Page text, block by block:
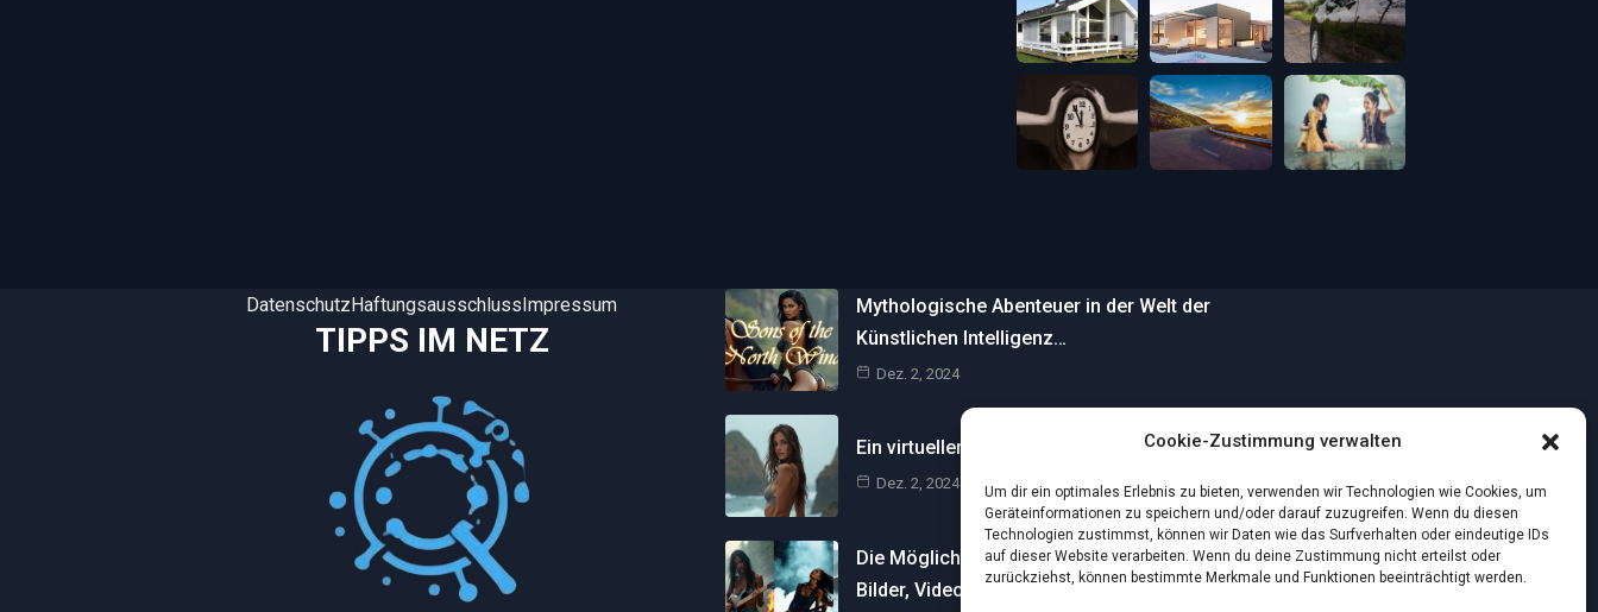
Cookie-Zustimmung verwalten
Um dir ein optimales Erlebnis zu bieten, verwenden wir Technologien wie Cookies, um
Geräteinformationen zu speichern und/oder darauf zuzugreifen. Wenn du diesen
Technologien zustimmst, können wir Daten wie das Surfverhalten oder eindeutige IDs
auf dieser Website verarbeiten. Wenn du deine Zustimmung nicht erteilst oder
zurückziehst, können bestimmte Merkmale und Funktionen beeinträchtigt werden.
TIPPS IM NETZ
Datenschutz Haftungsausschluss Impressum
Mythologische Abenteuer in der Welt der
Künstlichen Intelligenz…
Dez. 2, 2024
Ein virtueller Traum am wilden Strand
Dez. 2, 2024
Die Möglichkeiten der Künstlichen Intelligenz:
Bilder, Videos und…